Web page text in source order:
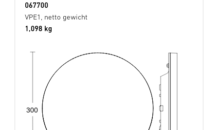
067700
VPE1, netto gewicht
1,098 kg
300